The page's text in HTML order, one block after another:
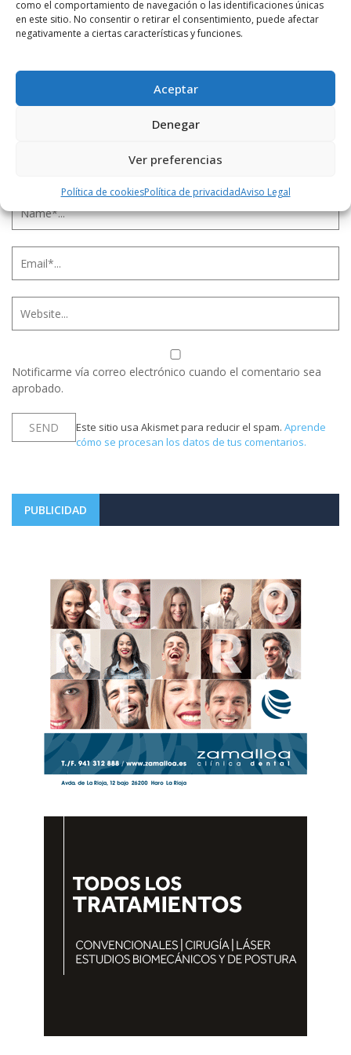
como el comportamiento de navegación o las identificaciones únicas
en este sitio. No consentir o retirar el consentimiento, puede afectar
negativamente a ciertas características y funciones.
Aceptar
Denegar
Ver preferencias
Política de cookiesPolítica de privacidadAviso Legal
Notificarme vía correo electrónico cuando el comentario sea
aprobado.
Este sitio usa Akismet para reducir el spam. Aprende
cómo se procesan los datos de tus comentarios.
PUBLICIDAD